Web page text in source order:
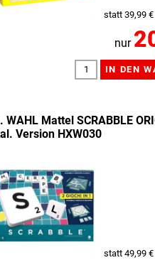
statt 39,99 €
nur
WAHL Mattel SCRABBLE
Version HXW030
statt 49,99 €